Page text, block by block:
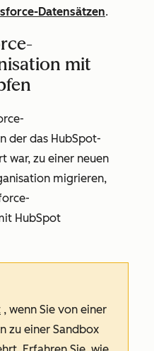
Datensätzen.
mit
der das HubSpot-
war, zu einer neuen
migrieren,
HubSpot
, wenn Sie von einer
zu einer Sandbox